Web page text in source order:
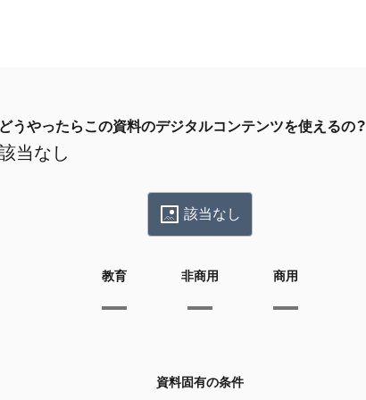
どうやったらこの資料のデジタルコンテンツを使えるの？
当なし
該当なし
教育 非商用 商用
資料固有の条件